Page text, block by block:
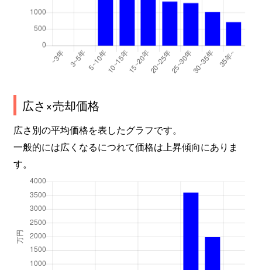
広さ×売却価格
広さ別の平均価格を表したグラフです。
一般的には広くなるにつれて価格は上昇傾向にありま
す。